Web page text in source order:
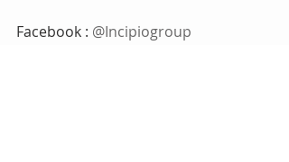
Facebook : @Incipiogroup